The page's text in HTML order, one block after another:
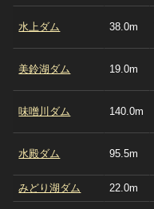
水上ダム 38.0m
美鈴湖ダム 19.0m
味噌川ダム 140.0m
水殿ダム 95.5m
みどり湖ダム 22.0m